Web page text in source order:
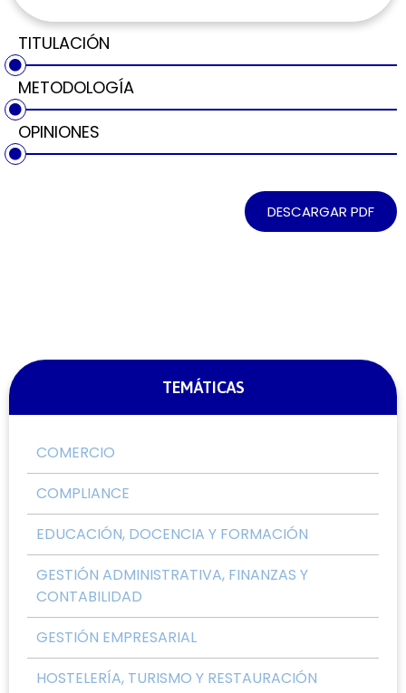
TITULACIÓN
METODOLOGÍA
OPINIONES
DESCARGAR PDF
TEMÁTICAS
COMERCIO
COMPLIANCE
EDUCACIÓN, DOCENCIA Y FORMACIÓN
GESTIÓN ADMINISTRATIVA, FINANZAS Y
CONTABILIDAD
GESTIÓN EMPRESARIAL
HOSTELERÍA, TURISMO Y RESTAURACIÓN